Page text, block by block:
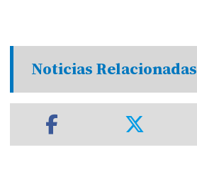
Noticias Relacionadas